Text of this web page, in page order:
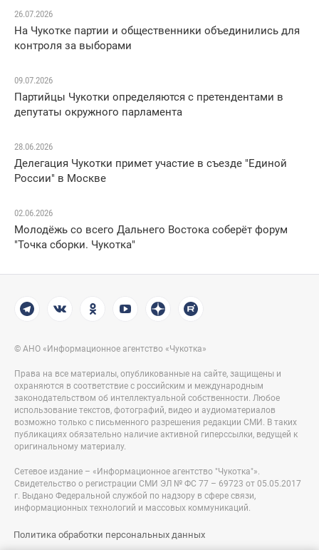
26.07.2026
На Чукотке партии и общественники объединились для
контроля за выборами
09.07.2026
Партийцы Чукотки определяются с претендентами в
депутаты окружного парламента
28.06.2026
Делегация Чукотки примет участие в съезде "Единой
России" в Москве
02.06.2026
Молодёжь со всего Дальнего Востока соберёт форум
"Точка сборки. Чукотка"
© АНО «Информационное агентство «Чукотка»
Права на все материалы, опубликованные на сайте, защищены и
охраняются в соответствие с российским и международным
законодательством об интеллектуальной собственности. Любое
использование текстов, фотографий, видео и аудиоматериалов
возможно только с письменного разрешения редакции СМИ. В таких
публикациях обязательно наличие активной гиперссылки, ведущей к
оригинальному материалу.
Сетевое издание – «Информационное агентство "Чукотка"».
Свидетельство о регистрации СМИ ЭЛ № ФС 77 – 69723 от 05.05.2017
г. Выдано Федеральной службой по надзору в сфере связи,
информационных технологий и массовых коммуникаций.
Политика обработки персональных данных